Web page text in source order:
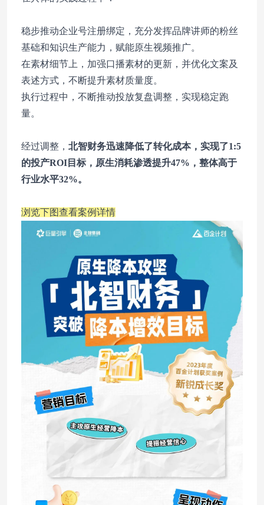
稳步推动企业号注册绑定，充分发挥品牌讲师的粉丝
基础和知识生产能力，赋能原生视频推广。
在素材细节上，加强口播素材的更新，并优化文案及
表述方式，不断提升素材质量度。
执行过程中，不断推动投放复盘调整，实现稳定跑
量。
经过调整， 北智财务迅速降低了转化成本，实现了1:5
的投产ROI目标，原生消耗渗透提升47%，整体高于
行业水平32%。
浏览下图查看案例详情